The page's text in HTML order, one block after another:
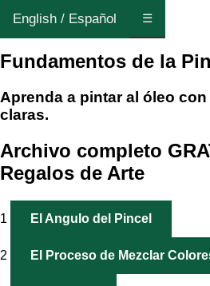
Fundamentos de la
Aprenda a pintar al óleo
claras.
English / Español ☰
Archivo completo
Regalos de Arte
1 El Angulo del Pincel
2 El Proceso de Mezclar